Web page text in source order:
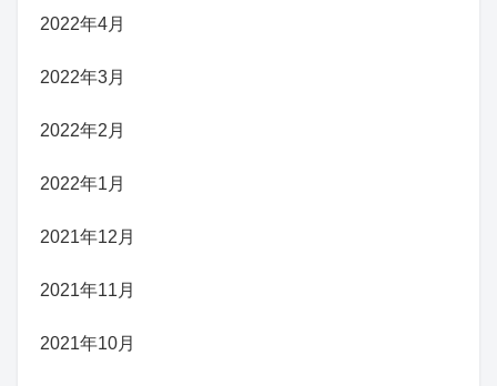
2022年4月
2022年3月
2022年2月
2022年1月
2021年12月
2021年11月
2021年10月